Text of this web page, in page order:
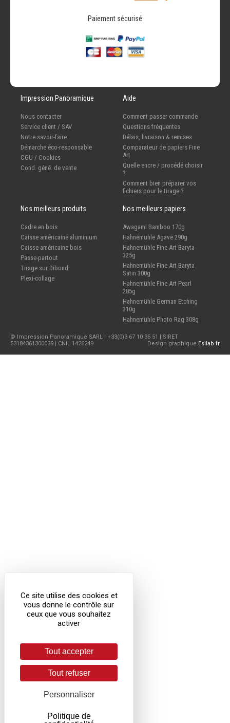
Paiement sécurisé
Impression Panoramique
Nous contacter
Service client / SAV
Notre savoir-faire
Démarche éco-responsable
CGU / Cookies
Cond. géné. de vente
Aide
Comment passer commande
Questions fréquentes
Délais, livraison & remises
Comparateur de papiers Fine
Art
Quelle encre / procédé choisir
?
Comment bien préparer vos
fichiers pour le tirage ?
Nos meilleurs produits
Cadre en bois
Caisse américaine aluminium
Caisse américaine bois
Passe-partout
Tirage sur Dibond
Plexi-collage
Nos meilleurs papiers
Awagami Bamboo 170g
Hahnemühle Agave 290g
Hahnemühle Fine Art Baryta
325g
Hahnemühle Fine Art Baryta
Satin 300g
Hahnemühle Fine Art Pearl
285g
Hahnemühle German Etching
310g
Hahnemühle Photo Rag 308g
© Impression Panoramique SARL | +33(0)3 67 10 35 51 | SIRET
53184361300039 | CNIL 1426249
Design graphique Esilab.fr
Ce site utilise des cookies et
vous donne le contrôle sur
ceux que vous souhaitez
activer
Tout accepter
Tout refuser
Personnaliser
Politique de